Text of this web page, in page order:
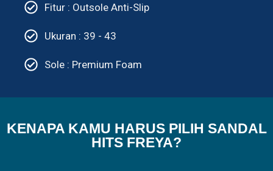
Fitur : Outsole Anti-Slip
Ukuran : 39 - 43
Sole : Premium Foam
KENAPA KAMU HARUS PILIH SANDAL
HITS FREYA?